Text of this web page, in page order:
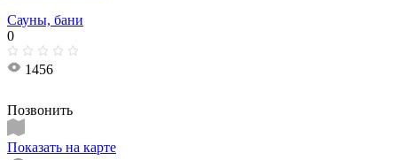
Сауны, бани
0
1456
Позвонить
Показать на карте